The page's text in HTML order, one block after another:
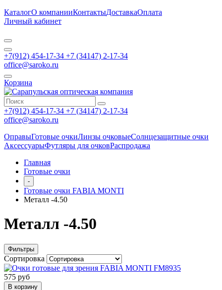
КаталогО компанииКонтактыДоставкаОплата
Личный кабинет
+7(912) 454-17-34 +7 (34147) 2-17-34
office@saroko.ru
Корзина
+7(912) 454-17-34 +7 (34147) 2-17-34
office@saroko.ru
ОправыГотовые очкиЛинзы очковыеСолнцезащитные очки
АксессуарыФутляры для очковРаспродажа
Главная
Готовые очки
-
Готовые очки FABIA MONTI
Металл -4.50
Металл -4.50
Фильтры
Сортировка
575 руб
В корзину